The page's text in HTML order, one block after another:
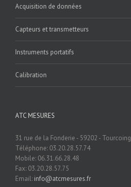
Acquisition de données
Capteurs et transmetteurs
Instruments portatifs
Calibration
ATC MESURES
31 rue de la Fonderie - 59202 - Tourcoing
Téléphone: 03.20.28.57.74
Mobile: 06.31.66.28.48
Fax: 03.20.28.57.75
Email: info@atcmesures.fr